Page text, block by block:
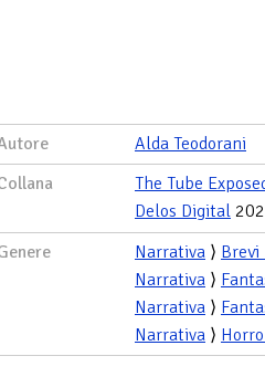
Alda Teodorani
The Tube
Delos Digital
Narrativa ⟩ Brevi
Narrativa ⟩
Narrativa ⟩
Narrativa ⟩